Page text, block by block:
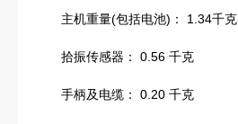
主机重量(包括电池)： 1.34千克
拾振传感器： 0.56 千克
手柄及电缆： 0.20 千克